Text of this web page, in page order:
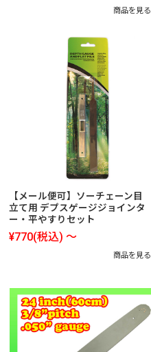
商品を見る
【メール便可】ソーチェーン目
立て用 デプスゲージジョインタ
ー・平やすりセット
¥770(税込) ～
商品を見る